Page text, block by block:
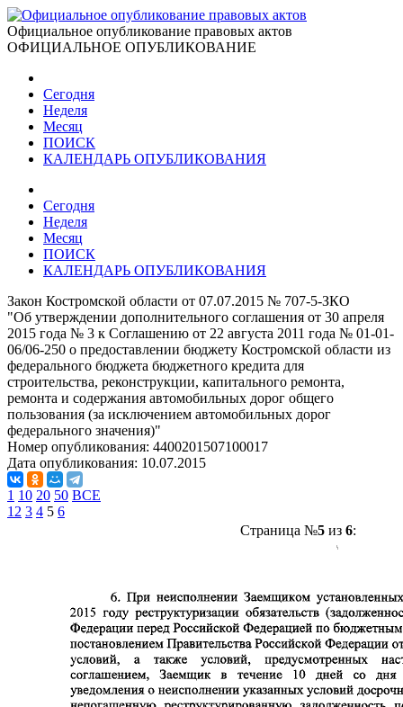
Официальное опубликование правовых актов
ОФИЦИАЛЬНОЕ ОПУБЛИКОВАНИЕ
Сегодня
Неделя
Месяц
ПОИСК
КАЛЕНДАРЬ ОПУБЛИКОВАНИЯ
Сегодня
Неделя
Месяц
ПОИСК
КАЛЕНДАРЬ ОПУБЛИКОВАНИЯ
Закон Костромской области от 07.07.2015 № 707-5-ЗКО
"Об утверждении дополнительного соглашения от 30 апреля
2015 года № 3 к Соглашению от 22 августа 2011 года № 01-01-
06/06-250 о предоставлении бюджету Костромской области из
федерального бюджета бюджетного кредита для
строительства, реконструкции, капитального ремонта,
ремонта и содержания автомобильных дорог общего
пользования (за исключением автомобильных дорог
федерального значения)"
Номер опубликования: 4400201507100017
Дата опубликования: 10.07.2015
1 10 20 50 ВСЕ
1 2 3 4 5 6
Страница №5из 6: